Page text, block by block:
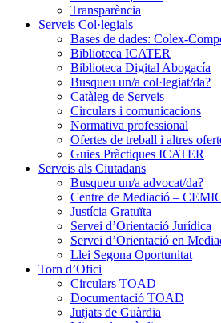
Transparència
Serveis Col·legials
Bases de dades: Colex-
Biblioteca ICATER
Biblioteca Digital Abogacía
Busqueu un/a col·legiat/da?
Catàleg de Serveis
Circulars i comunicacions
Normativa professional
Ofertes de treball i altres
Guies Pràctiques ICATER
Serveis als Ciutadans
Busqueu un/a advocat/da?
Centre de Mediació –
Justícia Gratuïta
Servei d’Orientació Jurídica
Servei d’Orientació en
Llei Segona Oportunitat
Torn d’Ofici
Circulars TOAD
Documentació TOAD
Jutjats de Guàrdia